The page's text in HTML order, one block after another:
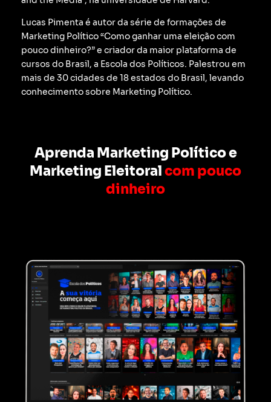
Lucas Pimenta é autor da série de formações de
Marketing Político “Como ganhar uma eleição com
pouco dinheiro?” e criador da maior plataforma de
cursos do Brasil, a Escola dos Políticos. Palestrou em
mais de 30 cidades de 18 estados do Brasil, levando
conhecimento sobre Marketing Político.
Aprenda Marketing Político e
Marketing Eleitoralcom pouco
dinheiro